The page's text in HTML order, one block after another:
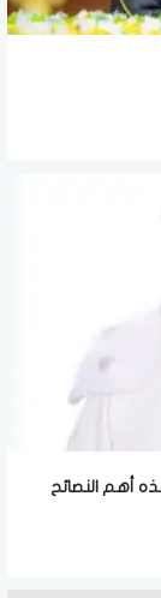
أهم النصائح